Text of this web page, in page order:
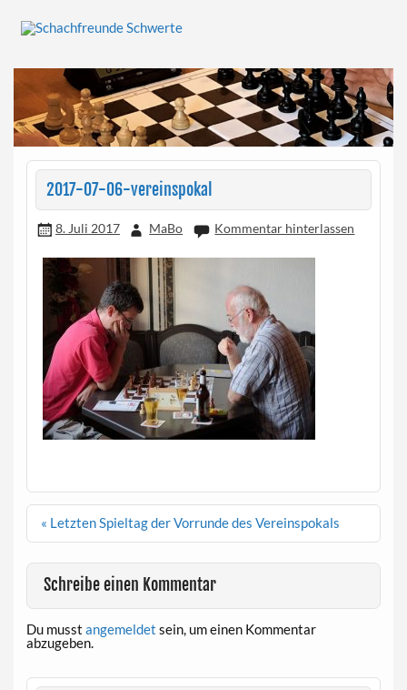
content
2017-07-06-vereinspokal
8. Juli 2017 MaBo Kommentar hinterlassen
Beitragsnavigation
« Letzten Spieltag der Vorrunde des Vereinspokals
Schreibe einen Kommentar
Du musst angemeldet sein, um einen Kommentar
abzugeben.